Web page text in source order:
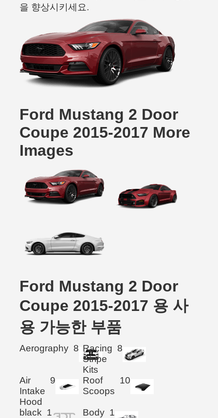
을 향상시키세요.
Ford Mustang 2 Door
Coupe 2015-2017 More
Images
Ford Mustang 2 Door
Coupe 2015-2017 용 사
용 가능한 부품
Aerography 8 Racing
Stripe
Kits
8
Air
Intake
Hood
9
Roof
Scoops
10
black 1 Body 1